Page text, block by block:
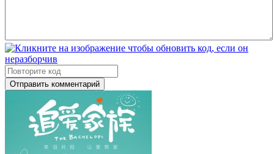
Отправить комментарий